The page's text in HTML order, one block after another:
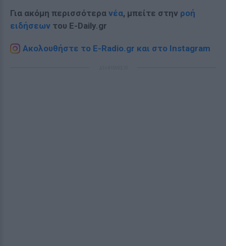
Για ακόμη περισσότερα νέα, μπείτε στην ροή
ειδήσεων του E-Daily.gr
Ακολουθήστε το E-Radio.gr και στο Instagram